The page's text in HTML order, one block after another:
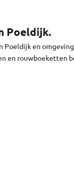
vandaag
Poeldijk.
Poeldijk en
en rouwboeketten